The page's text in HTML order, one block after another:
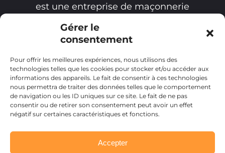
Gérer le
consentement
Pour offrir les meilleures expériences, nous utilisons des
technologies telles que les cookies pour stocker et/ou accéder aux
informations des appareils. Le fait de consentir à ces technologies
nous permettra de traiter des données telles que le comportement
de navigation ou les ID uniques sur ce site. Le fait de ne pas
consentir ou de retirer son consentement peut avoir un effet
négatif sur certaines caractéristiques et fonctions.
Accepter
est une entreprise de maçonnerie
spécialisée dans l'aménagement et
l'agrandissement de maison dans le
comme Perros-Guirec, Trégastel,
Penvénan, Plougrescant.
Vous avez un projet ? N'hésitez pas à nous
contacter pour un devis gratuit.